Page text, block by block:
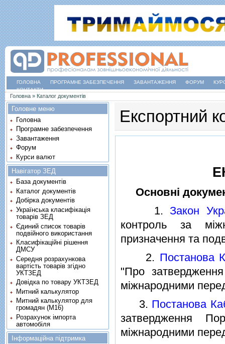
ГОЛОВНА ПРОГРАМНЕ ЗАБЕЗПЕЧЕННЯ ЗАВАНТАЖЕННЯ ФОРУМ
КОНТАКТИ
Ви є тут
Головна » Каталог документів
Експортний
Основнi
1. Закон
контроль за
призначення та
2. Постанова
"Про
мiжнародними
3. Постанова
затвердження
мiжнародними
Головне меню
Головна
Програмне забезпечення
Завантаження
Форум
Курси валют
Навігатор ЗЕД
База документів
Каталог документів
Добірка документів
Українська класифікація
товарів ЗЕД
Єдиний список товарів
подвійного використання
Класифікаційні рішення
ДМСУ
Середня розрахункова
вартість товарів згідно
УКТЗЕД
Довідка по товару УКТЗЕД
Митний калькулятор
Митний калькулятор для
громадян (М16)
Розрахунок імпорта
автомобіля
Інформаційна підтримка